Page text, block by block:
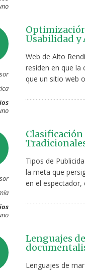
Usabilidad y
Web de Alto
residen en que la
que un sitio web
Tipos de
la meta que
en el espectador,
Lenguajes
Lenguajes de